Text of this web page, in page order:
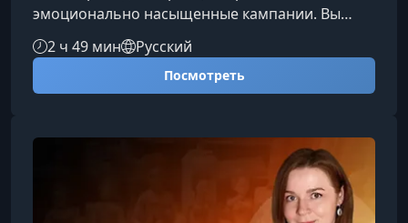
эмоционально насыщенные кампании. Вы
научитесь импровизировать, создавать
глубоких персонажей, разрабатывать миры и
выстраивать сюжеты, которые удерживают
ориентирована на развитие практических
навыков Мастера подземелий и поможет
вывести ваши игровые сессии на
профессиональный уровен
2 ч 49 мин Русский
Посмотреть